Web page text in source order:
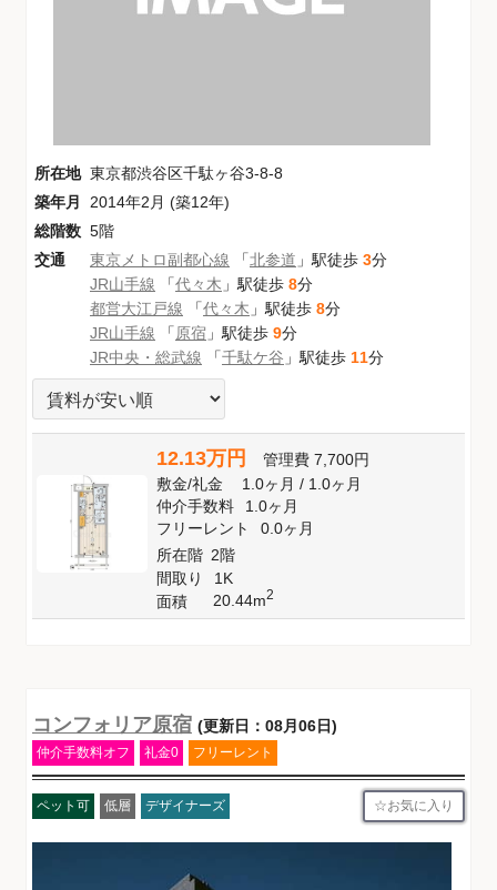
所在地 東京都渋谷区千駄ヶ谷3-8-8
築年月
2014年2月 (築12年)
総階数 5階
交通
東京メトロ副都心線 「北参道 」駅徒歩 3分
JR山手線 「代々木 」駅徒歩 8分
都営大江戸線 「代々木 」駅徒歩 8分
JR山手線 「原宿 」駅徒歩 9分
JR中央・総武線 「千駄ケ谷 」駅徒歩 11分
12.13万円 管理費 7,700円
敷金/礼金 1.0ヶ月/ 1.0ヶ月
仲介手数料
1.0ヶ月
フリーレント
0.0ヶ月
所在階 2階
間取り
1K
面積
20.44m2
コンフォリア原宿 (更新日：08月06日)
仲介手数料オフ 礼金0 フリーレント
ペット可 低層 デザイナーズ お気に入り